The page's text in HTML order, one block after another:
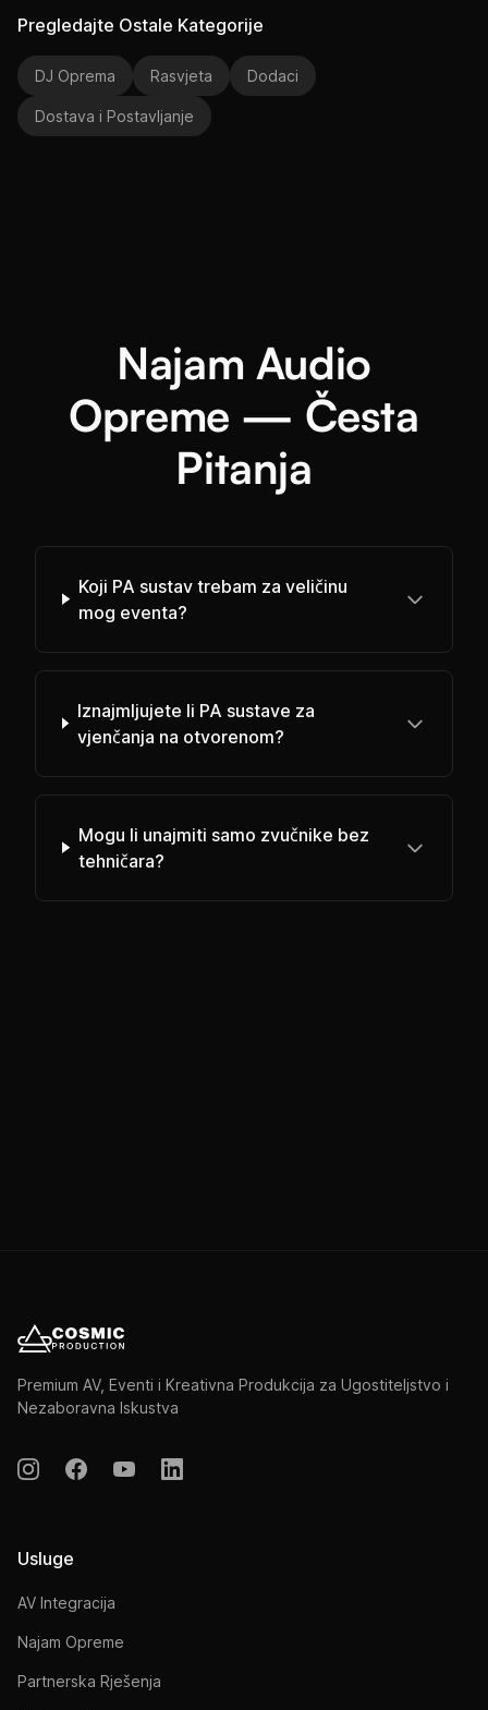
Pregledajte Ostale Kategorije
DJ Oprema Rasvjeta Dodaci
Dostava i Postavljanje
Najam Audio
Opreme — Česta
Pitanja
Koji PA sustav trebam za veličinu
mog eventa?
Iznajmljujete li PA sustave za
vjenčanja na otvorenom?
Mogu li unajmiti samo zvučnike bez
tehničara?
Premium AV, Eventi i Kreativna Produkcija za Ugostiteljstvo i
Nezaboravna Iskustva
Usluge
AV Integracija
Najam Opreme
Partnerska Rješenja